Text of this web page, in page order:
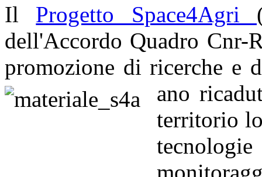
Il Progetto Space4Agri
dell'Accordo Quadro Cnr-
promozione di ricerche e
ano
territorio